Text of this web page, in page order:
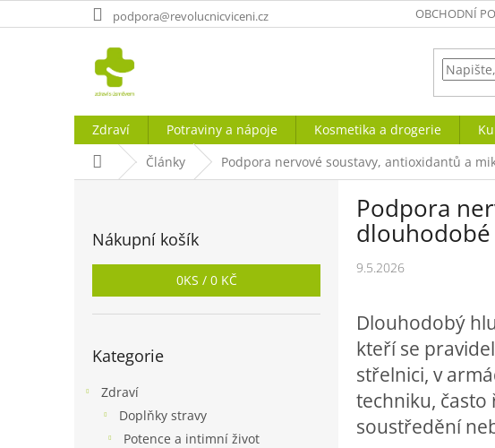
na
podpora@revolucnicviceni.cz OBCHODNÍ
Zdraví Potraviny a nápoje Kosmetika a drogerie
Domů Články Podpora nervové soustavy, antioxidantů a
Nákupní košík
0KS / 0 KČ
kategorie
Kategorie
Zdraví
Doplňky stravy
Potence a intimní život
Podpora
9.5.2026
Dlouhodobý
kteří se
střelnici, v
techniku, často
soustředění